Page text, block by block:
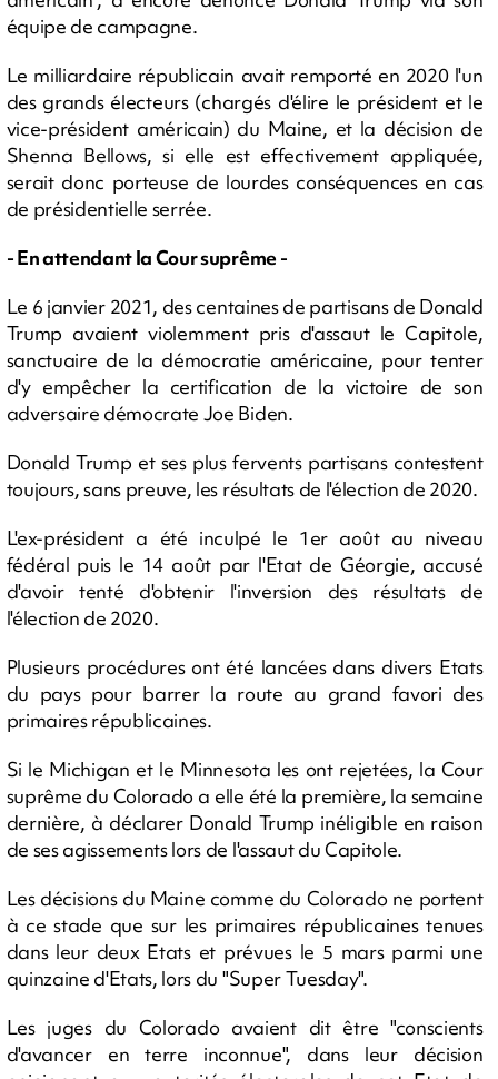
équipe de campagne.
Le milliardaire républicain avait remporté en 2020 l'un
des grands électeurs (chargés d'élire le président et le
vice-président américain) du Maine, et la décision de
Shenna Bellows, si elle est effectivement appliquée,
serait donc porteuse de lourdes conséquences en cas
de présidentielle serrée.
- En attendant la Cour suprême -
Le 6 janvier 2021, des centaines de partisans de Donald
Trump avaient violemment pris d'assaut le Capitole,
sanctuaire de la démocratie américaine, pour tenter
d'y empêcher la certification de la victoire de son
adversaire démocrate Joe Biden.
Donald Trump et ses plus fervents partisans contestent
toujours, sans preuve, les résultats de l'élection de 2020.
L'ex-président a été inculpé le 1er août au niveau
fédéral puis le 14 août par l'Etat de Géorgie, accusé
d'avoir tenté d'obtenir l'inversion des résultats de
l'élection de 2020.
Plusieurs procédures ont été lancées dans divers Etats
du pays pour barrer la route au grand favori des
primaires républicaines.
Si le Michigan et le Minnesota les ont rejetées, la Cour
suprême du Colorado a elle été la première, la semaine
dernière, à déclarer Donald Trump inéligible en raison
de ses agissements lors de l'assaut du Capitole.
Les décisions du Maine comme du Colorado ne portent
à ce stade que sur les primaires républicaines tenues
dans leur deux Etats et prévues le 5 mars parmi une
quinzaine d'Etats, lors du "Super Tuesday".
Les juges du Colorado avaient dit être "conscients
d'avancer en terre inconnue", dans leur décision